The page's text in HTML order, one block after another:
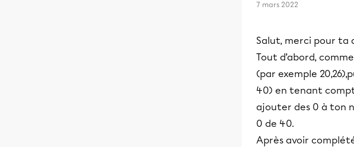
7 mars 2022
Salut, merci pour ta
Tout d’abord,
(par exemple
40) en tenant
ajouter des 0 à ton
0 de 40.
Après avoir